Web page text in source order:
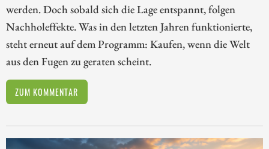
werden. Doch sobald sich die Lage entspannt, folgen
Nachholeffekte. Was in den letzten Jahren funktionierte,
steht erneut auf dem Programm: Kaufen, wenn die Welt
aus den Fugen zu geraten scheint.
ZUM KOMMENTAR